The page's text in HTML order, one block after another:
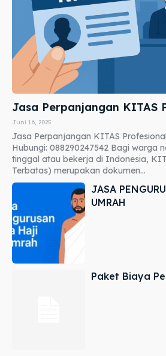
Jasa Perpanjangan KITAS
Juni 16, 2025
Jasa Perpanjangan KITAS
Hubungi: 088290247542 Bagi warga
tinggal atau bekerja di Indonesia,
Terbatas) merupakan dokumen...
JASA
UMRAH
Paket Biaya